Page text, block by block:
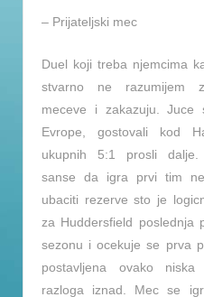
– Prijateljski mec
Duel koji treba njemcima
stvarno ne razumijem
meceve i zakazuju. Juce
Evrope, gostovali kod
ukupnih 5:1 prosli
sanse da igra prvi tim
ubaciti rezerve sto je
za Huddersfield poslednja
sezonu i ocekuje se prva
postavljena ovako
razloga iznad. Mec se